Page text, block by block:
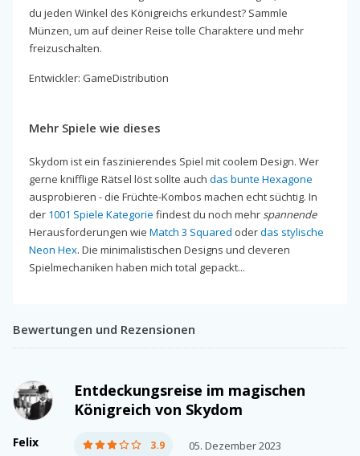
du jeden Winkel des Königreichs erkundest? Sammle
Münzen, um auf deiner Reise tolle Charaktere und mehr
freizuschalten.
Entwickler: GameDistribution
Mehr Spiele wie dieses
Skydom ist ein faszinierendes Spiel mit coolem Design. Wer
gerne knifflige Rätsel löst sollte auch das bunte Hexagone
ausprobieren - die Früchte-Kombos machen echt süchtig. In
der 1001 Spiele Kategorie findest du noch mehrspannende
Herausforderungen wie Match 3 Squared oderdas stylische
Neon Hex. Die minimalistischen Designs und cleveren
Spielmechaniken haben mich total gepackt...
Bewertungen und Rezensionen
Felix
Entdeckungsreise im magischen
Königreich von Skydom
3.9 05. Dezember 2023